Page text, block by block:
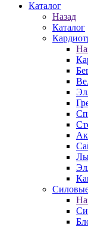
Каталог
Назад
Каталог